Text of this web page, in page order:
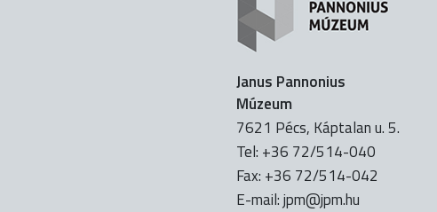
Janus Pannonius
Múzeum
7621 Pécs, Káptalan u. 5.
Tel: +36 72/514-040
Fax: +36 72/514-042
E-mail:uh.mpj@mpj